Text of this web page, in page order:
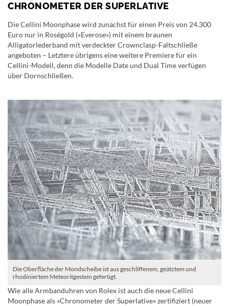
CHRONOMETER DER SUPERLATIVE
Die Cellini Moonphase wird zunächst für einen Preis von 24.300
Euro nur in Roségold («Everose») mit einem braunen
Alligatorlederband mit verdeckter Crownclasp-Faltschließe
angeboten – Letztere übrigens eine weitere Premiere für ein
Cellini-Modell, denn die Modelle Date und Dual Time verfügen
über Dornschließen.
Die Oberfläche der Mondscheibe ist aus geschliffenem, geätztem und
rhodiniertem Meteoritgestein gefertigt.
Wie alle Armbanduhren von Rolex ist auch die neue Cellini
Moonphase als «Chronometer der Superlative» zertifiziert (neuer